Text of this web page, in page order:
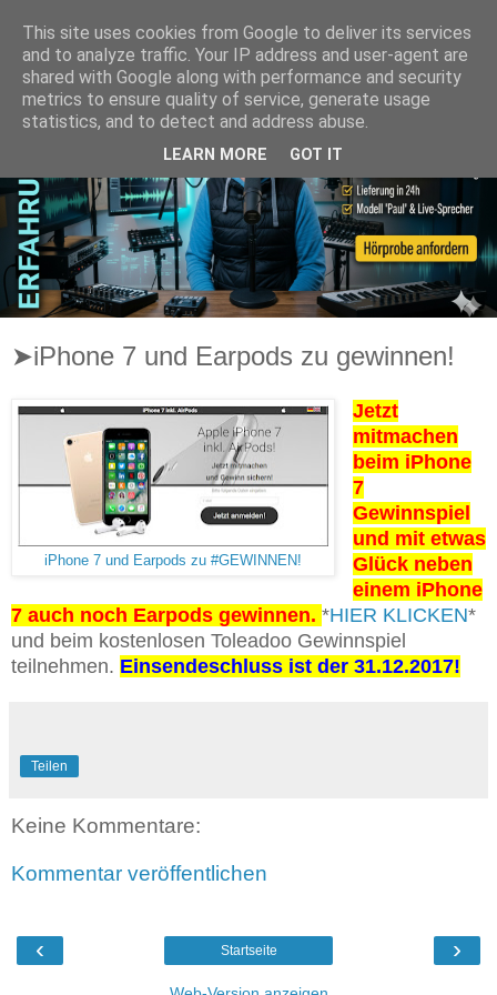
➤iPhone 7 und Earpods zu gewinnen!
iPhone 7 und Earpods zu #GEWINNEN!
Jetzt
mitmachen
beim iPhone
7
Gewinnspiel
und mit etwas
Glück neben
einem iPhone
7 auch noch Earpods gewinnen. *HIER KLICKEN*
und beim kostenlosen Toleadoo Gewinnspiel
teilnehmen. Einsendeschluss ist der 31.12.2017!
Teilen
Keine Kommentare:
Kommentar veröffentlichen
‹ ›
Startseite
This site uses cookies from Google to deliver its services
and to analyze traffic. Your IP address and user-agent are
shared with Google along with performance and security
metrics to ensure quality of service, generate usage
statistics, and to detect and address abuse.
LEARN MORE GOT IT